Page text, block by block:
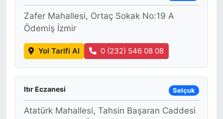
Zafer Mahallesi, Ortaç Sokak No:19 A
Ödemiş İzmir
Yol Tarifi Al 0 (232) 546 08 08
Itır Eczanesi Selçuk
Atatürk Mahallesi, Tahsin Başaran Caddesi